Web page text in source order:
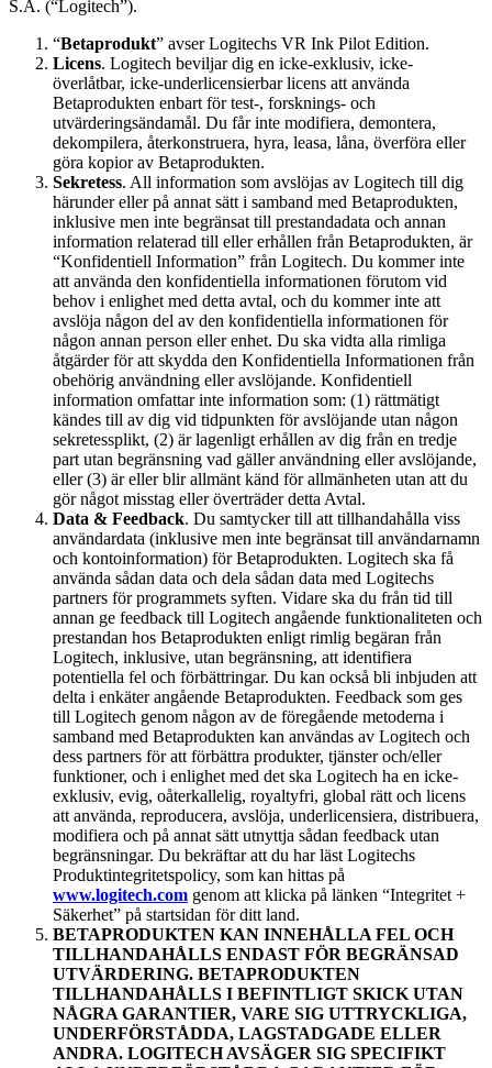
S.A. (“Logitech”).
“Betaprodukt” avser Logitechs VR Ink Pilot Edition.
Licens. Logitech beviljar dig en icke-exklusiv, icke-
överlåtbar, icke-underlicensierbar licens att använda
Betaprodukten enbart för test-, forsknings- och
utvärderingsändamål. Du får inte modifiera, demontera,
dekompilera, återkonstruera, hyra, leasa, låna, överföra eller
göra kopior av Betaprodukten.
Sekretess. All information som avslöjas av Logitech till dig
härunder eller på annat sätt i samband med Betaprodukten,
inklusive men inte begränsat till prestandadata och annan
information relaterad till eller erhållen från Betaprodukten, är
“Konfidentiell Information” från Logitech. Du kommer inte
att använda den konfidentiella informationen förutom vid
behov i enlighet med detta avtal, och du kommer inte att
avslöja någon del av den konfidentiella informationen för
någon annan person eller enhet. Du ska vidta alla rimliga
åtgärder för att skydda den Konfidentiella Informationen från
obehörig användning eller avslöjande. Konfidentiell
information omfattar inte information som: (1) rättmätigt
kändes till av dig vid tidpunkten för avslöjande utan någon
sekretessplikt, (2) är lagenligt erhållen av dig från en tredje
part utan begränsning vad gäller användning eller avslöjande,
eller (3) är eller blir allmänt känd för allmänheten utan att du
gör något misstag eller överträder detta Avtal.
Data & Feedback. Du samtycker till att tillhandahålla viss
användardata (inklusive men inte begränsat till användarnamn
och kontoinformation) för Betaprodukten. Logitech ska få
använda sådan data och dela sådan data med Logitechs
partners för programmets syften. Vidare ska du från tid till
annan ge feedback till Logitech angående funktionaliteten och
prestandan hos Betaprodukten enligt rimlig begäran från
Logitech, inklusive, utan begränsning, att identifiera
potentiella fel och förbättringar. Du kan också bli inbjuden att
delta i enkäter angående Betaprodukten. Feedback som ges
till Logitech genom någon av de föregående metoderna i
samband med Betaprodukten kan användas av Logitech och
dess partners för att förbättra produkter, tjänster och/eller
funktioner, och i enlighet med det ska Logitech ha en icke-
exklusiv, evig, oåterkallelig, royaltyfri, global rätt och licens
att använda, reproducera, avslöja, underlicensiera, distribuera,
modifiera och på annat sätt utnyttja sådan feedback utan
begränsningar. Du bekräftar att du har läst Logitechs
Produktintegritetspolicy, som kan hittas på
www.logitech.com genom att klicka på länken “Integritet +
Säkerhet” på startsidan för ditt land.
BETAPRODUKTEN KAN INNEHÅLLA FEL OCH
TILLHANDAHÅLLS ENDAST FÖR BEGRÄNSAD
UTVÄRDERING. BETAPRODUKTEN
TILLHANDAHÅLLS I BEFINTLIGT SKICK UTAN
NÅGRA GARANTIER, VARE SIG UTTRYCKLIGA,
UNDERFÖRSTÅDDA, LAGSTADGADE ELLER
ANDRA. LOGITECH AVSÄGER SIG SPECIFIKT